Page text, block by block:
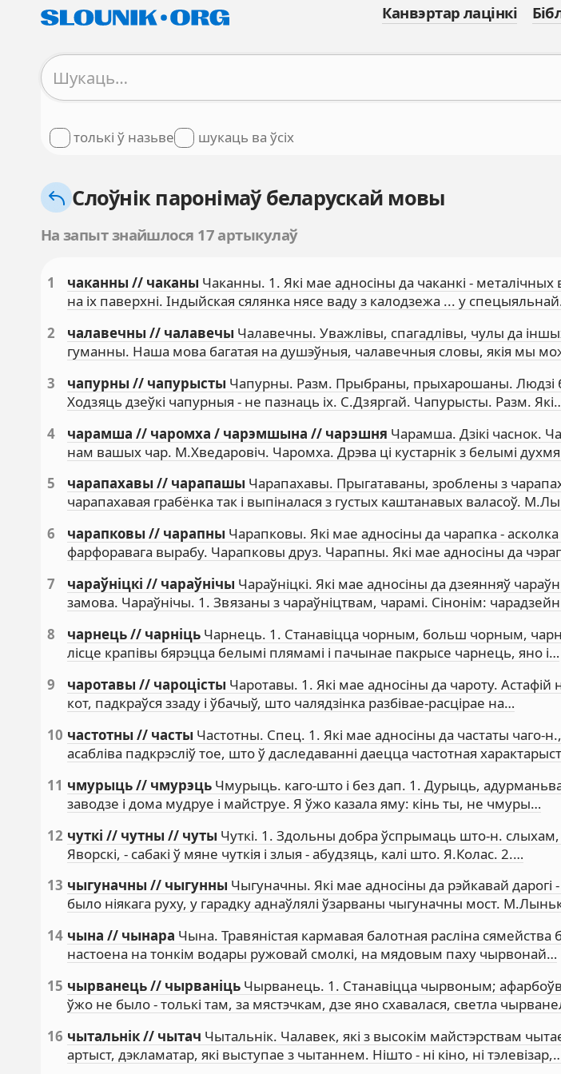
Канвэртар лацінкі
толькі ў назьве шукаць ва ўсіх
Слоўнік паронімаў беларускай мовы
На запыт знайшлося 17 артыкулаў
1 чаканны // чаканы Чаканны. 1. Які мае адносіны да чаканкі - металічных
на іх паверхні. Індыйская сялянка нясе ваду з калодзежа ... у
2
чалавечны // чалавечы Чалавечны. Уважлівы, спагадлівы, чулы да
гуманны. Наша мова багатая на душэўныя, чалавечныя словы, якія мы
3
чапурны // чапурысты Чапурны. Разм. Прыбраны, прыхарошаны. Людзі
Ходзяць дзеўкі чапурныя - не пазнаць іх. С.Дзяргай. Чапурысты. Разм.
4
чарамша // чаромха / чарэмшына // чарэшня Чарамша. Дзікі часнок.
нам вашых чар. М.Хведаровіч. Чаромха. Дрэва ці кустарнік з белымі
5
чарапахавы // чарапашы Чарапахавы. Прыгатаваны, зроблены з
чарапахавая грабёнка так і выпіналася з густых каштанавых валасоў.
6
чарапковы // чарапны Чарапковы. Які мае адносіны да чарапка - асколка
фарфоравага вырабу. Чарапковы друз. Чарапны. Які мае адносіны да
7
чараўніцкі // чараўнічы Чараўніцкі. Які мае адносіны да дзеянняў
замова. Чараўнічы. 1. Звязаны з чараўніцтвам, чарамі. Сінонім:
8
чарнець // чарніць Чарнець. 1. Станавіцца чорным, больш чорным,
лісце крапівы бярэцца белымі плямамі і пачынае пакрысе чарнець, яно і…
9
чаротавы // чароцісты Чаротавы. 1. Які мае адносіны да чароту. Астафій
кот, падкраўся ззаду і ўбачыў, што чалядзінка разбівае-расцірае на…
10 частотны // часты Частотны. Спец. 1. Які мае адносіны да частаты чаго-
асабліва падкрэсліў тое, што ў даследаванні даецца частотная
11 чмурыць // чмурэць Чмурыць. каго-што і без дап. 1. Дурыць,
заводзе і дома мудруе і майструе. Я ўжо казала яму: кінь ты, не чмуры…
12 чуткі // чутны // чуты Чуткі. 1. Здольны добра ўспрымаць што-н.
Яворскі, - сабакі ў мяне чуткія і злыя - абудзяць, калі што. Я.Колас. 2.…
13 чыгуначны // чыгунны Чыгуначны. Які мае адносіны да рэйкавай
было ніякага руху, у гарадку аднаўлялі ўзарваны чыгуначны мост.
14 чына // чынара Чына. Травяністая кармавая балотная расліна
настоена на тонкім водары ружовай смолкі, на мядовым паху чырвонай…
15 чырванець // чырваніць Чырванець. 1. Станавіцца чырвоным;
ўжо не было - толькі там, за мястэчкам, дзе яно схавалася, светла
16 чытальнік // чытач Чытальнік. Чалавек, які з высокім майстэрствам
артыст, дэкламатар, які выступае з чытаннем. Нішто - ні кіно, ні